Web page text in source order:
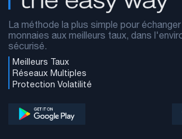
La méthode la plus simple pour
monnaies aux meilleurs taux, dans
sécurisé.
Meilleurs Taux
Réseaux Multiples
Protection Volatilité